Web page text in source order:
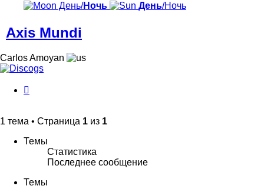
День/Ночь День/Ночь
Axis Mundi
Carlos Amoyan
1 тема • Страница 1 из 1
Темы
Статистика
Последнее сообщение
Темы